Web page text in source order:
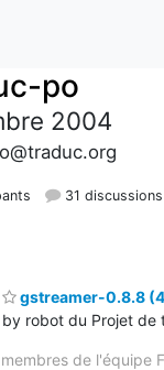
po
2004
31 discussions
gstreamer-0.8.8
by robot du Projet de
membres de